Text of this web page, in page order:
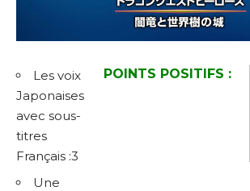
POINTS POSITIFS :
Les voix
Japonaises
avec sous-
titres
Français :3
Une